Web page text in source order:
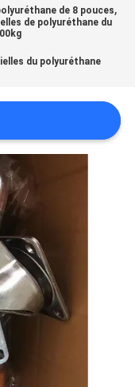
de 8 pouces,
de polyuréthane du
du polyuréthane